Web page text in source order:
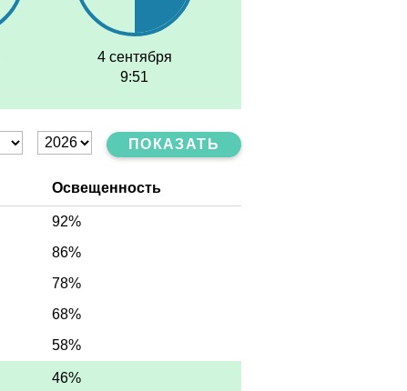
4 сентября
9:51
ПОКАЗАТЬ
Освещенность
92%
86%
78%
68%
58%
46%